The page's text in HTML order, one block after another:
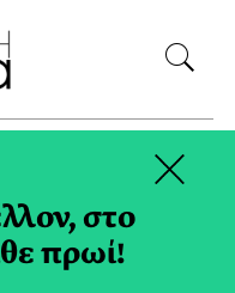
στο
πρωί!
×